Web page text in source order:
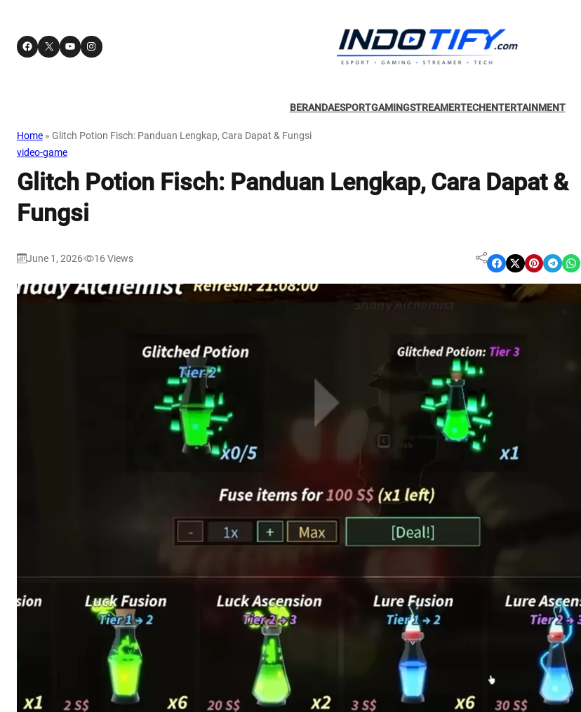
Facebook X YouTube Instagram
BERANDAESPORTGAMINGSTREAMERTECHENTERTAINMENT
Home » Glitch Potion Fisch: Panduan Lengkap, Cara Dapat & Fungsi
video-game
Glitch Potion Fisch: Panduan Lengkap, Cara Dapat &
Fungsi
June 1, 2026 16 Views Share on Facebook Share on X Share on Pinterest Share on Telegram Share on WhatsApp